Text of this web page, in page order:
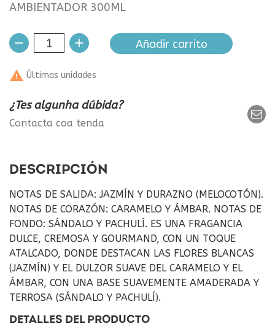
AMBIENTADOR 300ML
Añadir carrito
 Últimas unidades
¿Tes algunha dúbida?
Contacta coa tenda
DESCRIPCIÓN
NOTAS DE SALIDA: JAZMÍN Y DURAZNO (MELOCOTÓN).
NOTAS DE CORAZÓN: CARAMELO Y ÁMBAR. NOTAS DE
FONDO: SÁNDALO Y PACHULÍ. ES UNA FRAGANCIA
DULCE, CREMOSA Y GOURMAND, CON UN TOQUE
ATALCADO, DONDE DESTACAN LAS FLORES BLANCAS
(JAZMÍN) Y EL DULZOR SUAVE DEL CARAMELO Y EL
ÁMBAR, CON UNA BASE SUAVEMENTE AMADERADA Y
TERROSA (SÁNDALO Y PACHULÍ).
DETALLES DEL PRODUCTO